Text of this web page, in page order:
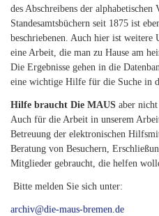
des Abschreibens der alphabetischen
Standesamtsbüchern seit 1875 ist
beschriebenen. Auch hier ist weitere
eine Arbeit, die man zu Hause am
Die Ergebnisse gehen in die
eine wichtige Hilfe für die Suche in
Hilfe braucht Die MAUS aber
Auch für die Arbeit in unserem
Betreuung der elektronischen
Beratung von Besuchern,
Mitglieder gebraucht, die helfen
Bitte melden Sie sich unter:
archiv@die-maus-bremen.de